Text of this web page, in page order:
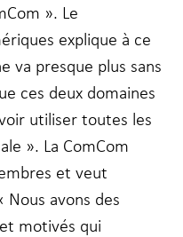
». Le
explique à ce
va presque plus sans
ces deux domaines
utiliser toutes les
». La ComCom
et veut
Nous avons des
motivés qui